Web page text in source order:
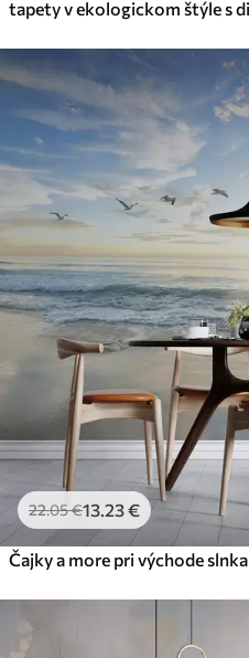
22.05€13 .23€
Čajky a more pri východe slnka